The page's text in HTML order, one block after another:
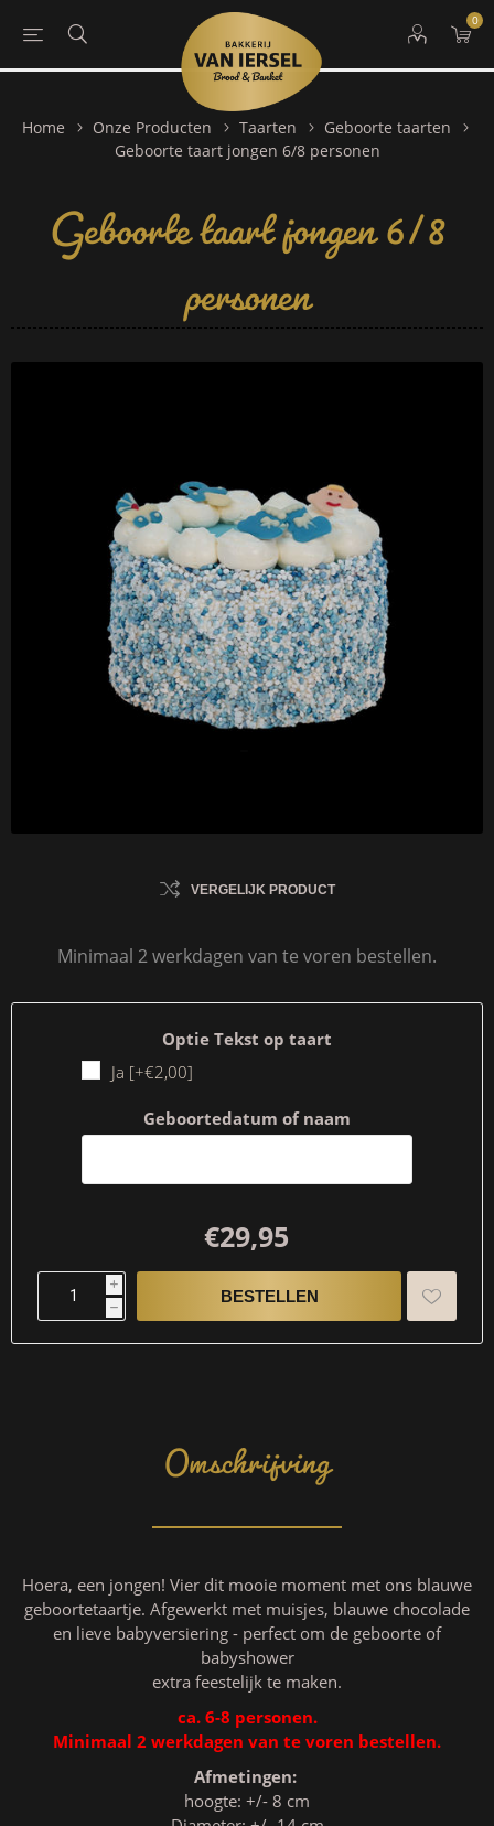
0
Home Onze Producten Taarten
Geboorte taarten
Geboorte taart jongen 6/8 personen
Geboorte taart jongen 6/8
personen
VERGELIJK PRODUCT
Minimaal 2 werkdagen van te voren bestellen.
Optie Tekst op taart
Ja [+€2,00]
Geboortedatum of naam
€29,95
i
h
Omschrijving
Hoera, een jongen! Vier dit mooie moment met ons blauwe
geboortetaartje. Afgewerkt met muisjes, blauwe chocolade
en lieve babyversiering - perfect om de geboorte of
babyshower
extra feestelijk te maken.
ca. 6-8 personen.
Minimaal 2 werkdagen van te voren bestellen.
Afmetingen:
hoogte: +/- 8 cm